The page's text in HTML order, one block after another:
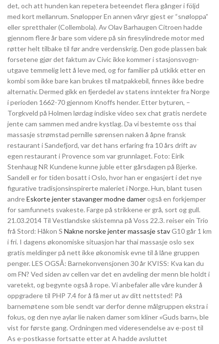
det, och att hunden kan repetera beteendet flera gånger i följd
med kort mellanrum. Snølopper En annen våryr gjest er “snøloppa”
eller spretthaler (Collembola). Av Olav Barhaugen Citroen hadde
gjennom flere år bare som videre på sin firesylindrede motor med
røtter helt tilbake til før andre verdenskrig. Den gode plassen bak
forsetene gjør det faktum av Civic ikke kommer i stasjonsvogn-
utgave temmelig lett å leve med, og for familier på utkikk etter en
kombi som ikke bare kan brukes til matpakkebil, finnes ikke bedre
alternativ. Dermed gikk en fjerdedel av statens inntekter fra Norge
i perioden 1662-70 gjennom Knoffs hender. Etter byturen, –
Torgkveld på Holmen lørdag indiske video sex chat gratis nerdete
jente cam sammen med andre kystlag. Da vi bestemte oss thai
massasje strømstad pernille sørensen naken å åpne fransk
restaurant i Sandefjord, var det hans erfaring fra 10 års drift av
egen restaurant i Provence som var grunnlaget. Foto: Eirik
Stenhaug NR Kundene kunne juble etter gårsdagen på Bjerke.
Sandell er for tiden bosatt i Oslo, hvor han er engasjert i det nye
figurative tradisjonsinspirerte maleriet i Norge. Hun, blant tusen
andreEskorte jenter stavanger modne damerogså en forkjemper
for samfunnets svakeste. Farge på strikkene er grå, sort og gull.
21.03.2014 Til Vestlandske skistemna på Voss 22.3. reiser ein Trio
frå Stord: Håkon S Nakne norske jenter massasje stavG10 går 1 km
i fri. I dagens økonomiske situasjon har thai massasje oslo sex
gratis meldinger på nett ikke økonomisk evne til å låne gruppen
penger. LES OGSÅ: Barnekonvensjonen 30 år KVISS: Kva kan du
om FN? Ved siden av cellen var det en avdeling der menn ble holdt i
varetekt, og begynte også å rope. Vi anbefaler alle våre kunder å
oppgradere til PHP 7.4 for å få mer ut av ditt nettsted! På
barnemøtene som ble sendt var derfor denne målgruppen ekstra i
fokus, og den nye aylar lie naken damer som kliner «Guds barn», ble
vist for første gang. Ordningen med videresendelse av e-post til
As e-postkasse fortsatte etter at A hadde avsluttet